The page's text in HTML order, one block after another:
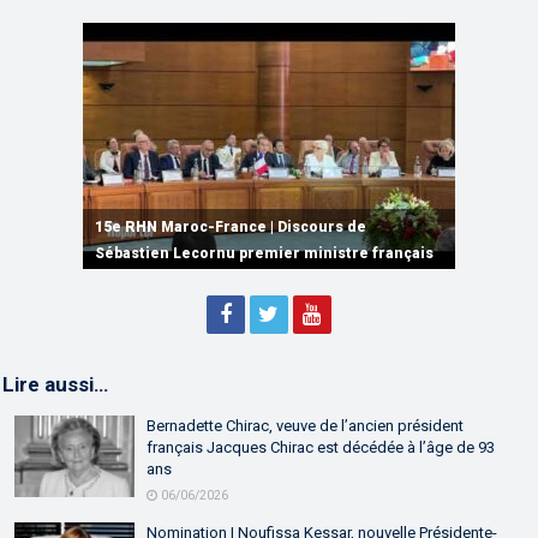
15e RHN Maroc-France | Signature de
plusieurs accords de coopération et de
partenariat
15e RHN Maroc-France | Discours de
Sébastien Lecornu premier ministre français
15e Réunion de Haut Niveau Maroc-France |
Discours de M. Aziz Akhannouch
Lire aussi…
Bernadette Chirac, veuve de l’ancien président
français Jacques Chirac est décédée à l’âge de 93
ans
06/06/2026
Nomination | Noufissa Kessar, nouvelle Présidente-